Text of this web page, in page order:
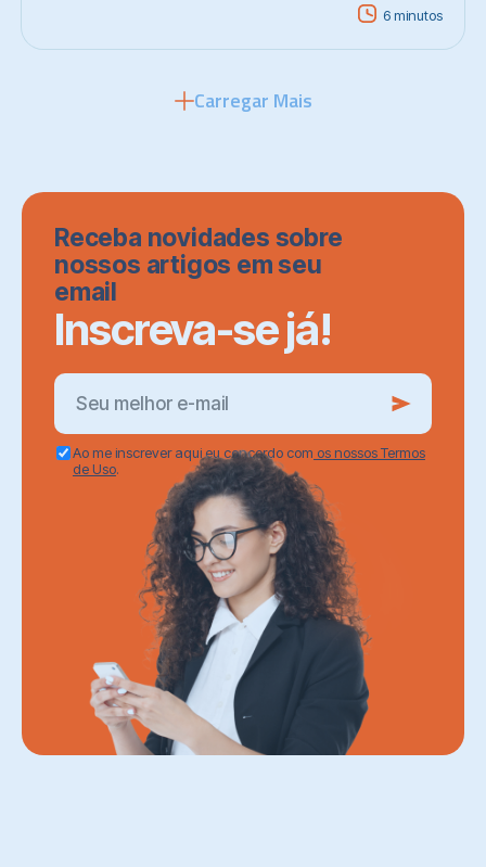
6 minutos
Carregar Mais
Receba novidades sobre
nossos artigos em seu
email
Inscreva-se já!
Ao me inscrever aqui eu concordo com os nossos Termos
de Uso.